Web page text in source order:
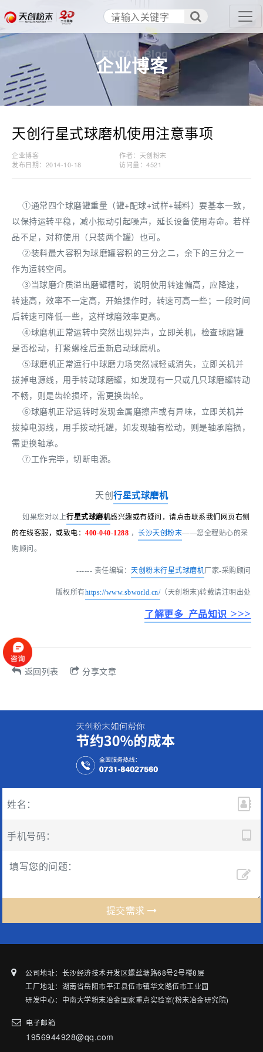
企业博客
TENCAN Blog
天创行星式球磨机使用注意事项
企业博客
作者：天创粉末
发布日期：2014-10-18
访问量：4521
①通常四个球磨罐重量（罐+配球+试样+辅料）要基本一致，
以保持运转平稳，减小振动引起噪声，延长设备使用寿命。若样
品不足，对称使用（只装两个罐）也可。
②装料最大容积为球磨罐容积的三分之二，余下的三分之一
作为运转空间。
③当球磨介质溢出磨罐槽时，说明使用转速偏高，应降速，
转速高，效率不一定高，开始操作时，转速可高一些；一段时间
后转速可降低一些，这样球磨效率更高。
④球磨机正常运转中突然出现异声，立即关机，检查球磨罐
是否松动，打紧螺栓后重新启动球磨机。
⑤球磨机正常运行中球磨力场突然减轻或消失，立即关机并
拔掉电源线，用手转动球磨罐，如发现有一只或几只球磨罐转动
不畅，则是齿轮损坏，需更换齿轮。
⑥球磨机正常运转时发现金属磨擦声或有异味，立即关机并
拔掉电源线，用手拨动托罐，如发现轴有松动，则是轴承磨损，
需更换轴承。
⑦工作完毕，切断电源。
天创行星式球磨机
如果您对以上行星式球磨机感兴趣或有疑问，请点击联系我们网页右侧
的在线客服，或致电：400-040-1288 ，长沙天创粉末——您全程贴心的采
购顾问。
------ 责任编辑：天创粉末行星式球磨机厂家-采购顾问
版权所有https://www.sbworld.cn/（天创粉末)转载请注明出处
了解更多 产品知识 >>>
返回列表 分享文章
提交需求
公司地址：长沙经济技术开发区螺丝塘路68号2号楼8层
工厂地址：湖南省岳阳市平江县伍市镇华文路伍市工业园
研发中心：中南大学粉末冶金国家重点实验室(粉末冶金研究院)
电子邮箱
1956944928@qq.com